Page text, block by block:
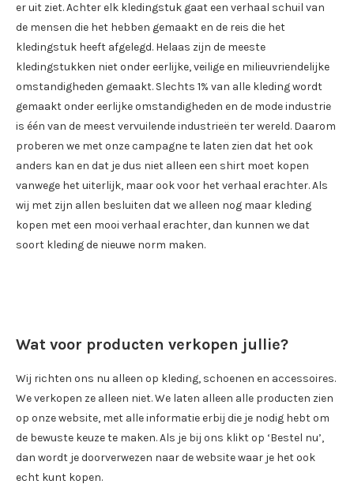
er uit ziet. Achter elk kledingstuk gaat een verhaal schuil van
de mensen die het hebben gemaakt en de reis die het
kledingstuk heeft afgelegd. Helaas zijn de meeste
kledingstukken niet onder eerlijke, veilige en milieuvriendelijke
omstandigheden gemaakt. Slechts 1% van alle kleding wordt
gemaakt onder eerlijke omstandigheden en de mode industrie
is één van de meest vervuilende industrieën ter wereld. Daarom
proberen we met onze campagne te laten zien dat het ook
anders kan en dat je dus niet alleen een shirt moet kopen
vanwege het uiterlijk, maar ook voor het verhaal erachter. Als
wij met zijn allen besluiten dat we alleen nog maar kleding
kopen met een mooi verhaal erachter, dan kunnen we dat
soort kleding de nieuwe norm maken.
Wat voor producten verkopen jullie?
Wij richten ons nu alleen op kleding, schoenen en accessoires.
We verkopen ze alleen niet. We laten alleen alle producten zien
op onze website, met alle informatie erbij die je nodig hebt om
de bewuste keuze te maken. Als je bij ons klikt op ‘Bestel nu’,
dan wordt je doorverwezen naar de website waar je het ook
echt kunt kopen.